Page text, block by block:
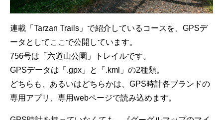
連載「Tarzan Trails」で紹介しているコースを、GPSデ
ータとしてここで公開しています。
756号は「六道山公園」トレイルです。
GPSデータは「.gpx」と「.kml」の2種類。
どちらも、あるいはどちらかは、GPS時計各ブランドの
専用アプリ、専用webページで読み込めます。